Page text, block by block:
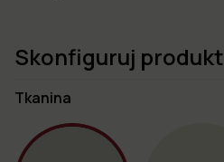
Skonfiguruj produkt
Tkanina